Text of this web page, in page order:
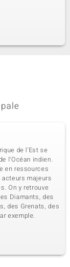
de l'Est se
l'Océan indien.
en ressources
majeurs
On y retrouve
Diamants, des
des Grenats, des
exemple.